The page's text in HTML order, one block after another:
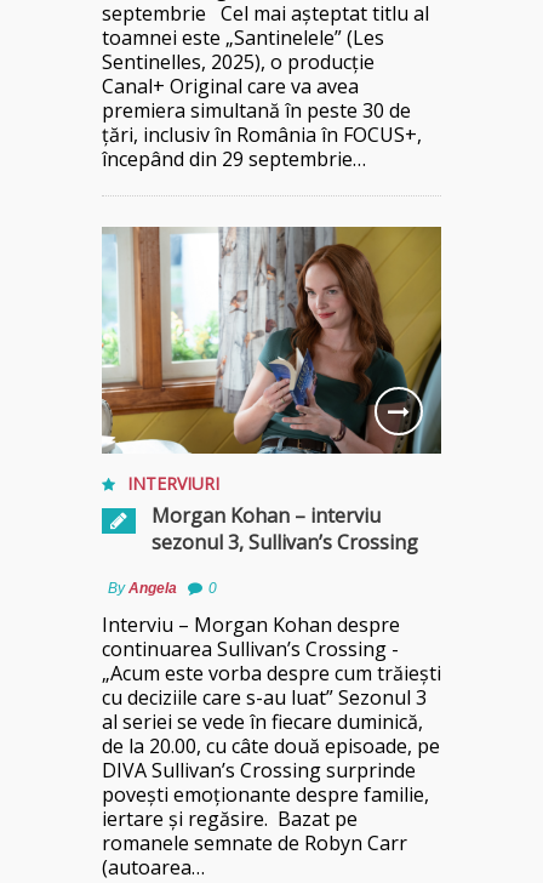
septembrie Cel mai așteptat titlu al
toamnei este „Santinelele” (Les
Sentinelles, 2025), o producție
Canal+ Original care va avea
premiera simultană în peste 30 de
țări, inclusiv în România în FOCUS+,
începând din 29 septembrie…
INTERVIURI
Morgan Kohan – interviu
sezonul 3, Sullivan’s Crossing
ByAngela 0
Interviu – Morgan Kohan despre
continuarea Sullivan’s Crossing -
„Acum este vorba despre cum trăiești
cu deciziile care s-au luat” Sezonul 3
al seriei se vede în fiecare duminică,
de la 20.00, cu câte două episoade, pe
DIVA Sullivan’s Crossing surprinde
povești emoționante despre familie,
iertare și regăsire. Bazat pe
romanele semnate de Robyn Carr
(autoarea…